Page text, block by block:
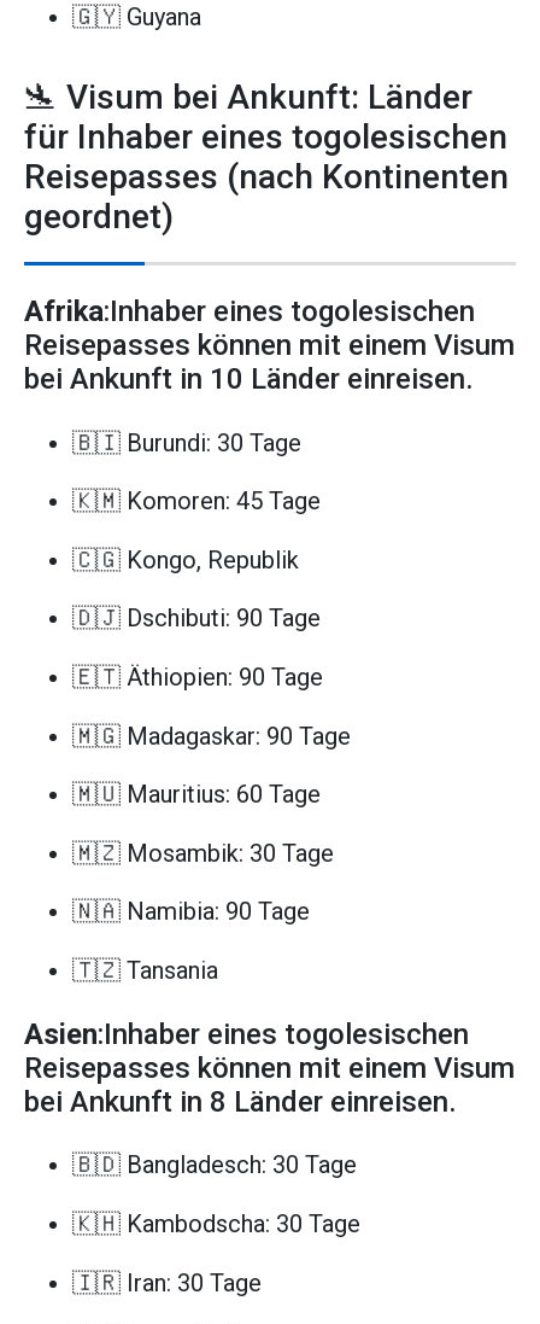
🇬🇾 Guyana
🛬 Visum bei Ankunft: Länder
für Inhaber eines togolesischen
Reisepasses (nach Kontinenten
geordnet)
Afrika:Inhaber eines togolesischen
Reisepasses können mit einem Visum
bei Ankunft in 10 Länder einreisen.
🇧🇮 Burundi: 30 Tage
🇰🇲 Komoren: 45 Tage
🇨🇬 Kongo, Republik
🇩🇯 Dschibuti: 90 Tage
🇪🇹 Äthiopien: 90 Tage
🇲🇬 Madagaskar: 90 Tage
🇲🇺 Mauritius: 60 Tage
🇲🇿 Mosambik: 30 Tage
🇳🇦 Namibia: 90 Tage
🇹🇿 Tansania
Asien:Inhaber eines togolesischen
Reisepasses können mit einem Visum
bei Ankunft in 8 Länder einreisen.
🇧🇩 Bangladesch: 30 Tage
🇰🇭 Kambodscha: 30 Tage
🇮🇷 Iran: 30 Tage